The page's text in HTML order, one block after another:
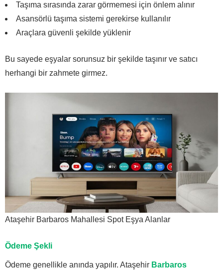
Taşıma sırasında zarar görmemesi için önlem alınır
Asansörlü taşıma sistemi gerekirse kullanılır
Araçlara güvenli şekilde yüklenir
Bu sayede eşyalar sorunsuz bir şekilde taşınır ve satıcı
herhangi bir zahmete girmez.
Ataşehir Barbaros Mahallesi Spot Eşya Alanlar
Ödeme Şekli
Ödeme genellikle anında yapılır. Ataşehir Barbaros